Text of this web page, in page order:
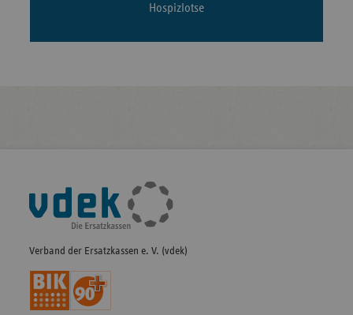
Hospizlotse
Fußleisten-
Navigation
Verband der Ersatzkassen e. V. (vdek)